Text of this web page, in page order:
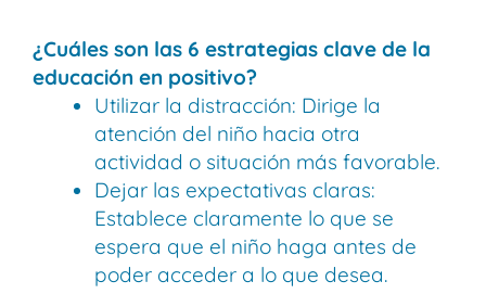
¿Cuáles son las 6 estrategias clave de la
educación en positivo?
Utilizar la distracción: Dirige la
atención del niño hacia otra
actividad o situación más favorable.
Dejar las expectativas claras:
Establece claramente lo que se
espera que el niño haga antes de
poder acceder a lo que desea.